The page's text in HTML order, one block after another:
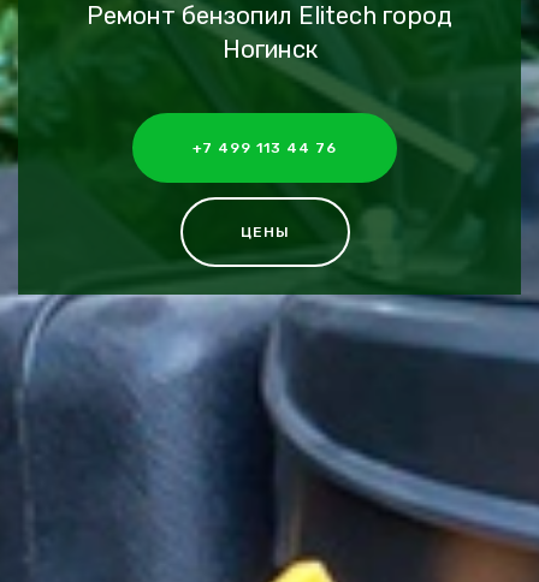
Ремонт бензопил Elitech город
Ногинск
+7 499 113 44 76
ЦЕНЫ